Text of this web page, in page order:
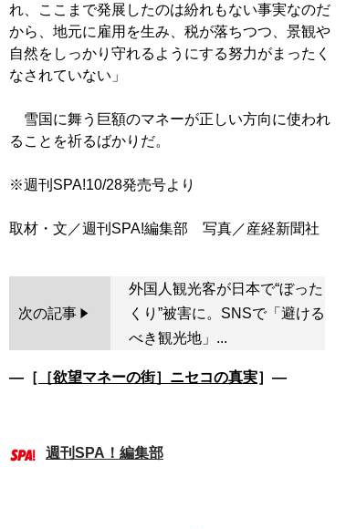
れ、ここまで発展したのは紛れもない事実なのだ
から、地元に雇用を生み、税が落ちつつ、景観や
自然をしっかり守れるようにする努力がまったく
なされていない」
雪国に舞う巨額のマネーが正しい方向に使われ
ることを祈るばかりだ。
※週刊SPA!10/28発売号より
次の記事
外国人観光客が日本で“ぼった
くり”被害に。SNSで「避ける
べき観光地」...
―［ ［欲望マネーの街］ニセコの真実］―
週刊SPA！編集部